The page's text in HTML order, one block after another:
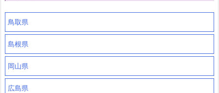
鳥取県
島根県
岡山県
広島県